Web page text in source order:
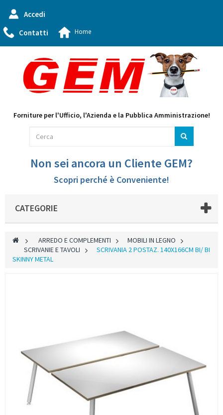
Accedi
Contatti
Home
Forniture per l'Ufficio, l'Azienda e la Pubblica Amministrazione!
Non sei ancora un Cliente GEM?
Scopri perché è Conveniente!
CATEGORIE
> ARREDO E COMPLEMENTI >
MOBILI IN LEGNO
SCRIVANIE E TAVOLI >
SCRIVANIA 2 POSTAZ. 140X166CM BI/ BI
SKINNY METAL